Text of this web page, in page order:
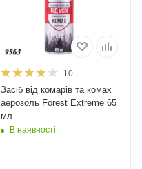
10
Засіб від комарів та комах
аерозоль Forest Extreme 65
мл
В наявності